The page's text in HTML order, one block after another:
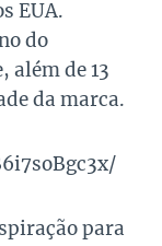
EUA.
do
além de 13
da marca.
para